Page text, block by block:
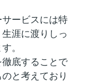
ービスには特
涯に渡りしっ
。
底することで
と考えており